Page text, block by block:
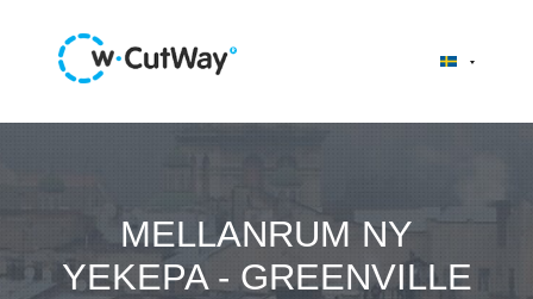
MELLANRUM NY
YEKEPA - GREENVILLE